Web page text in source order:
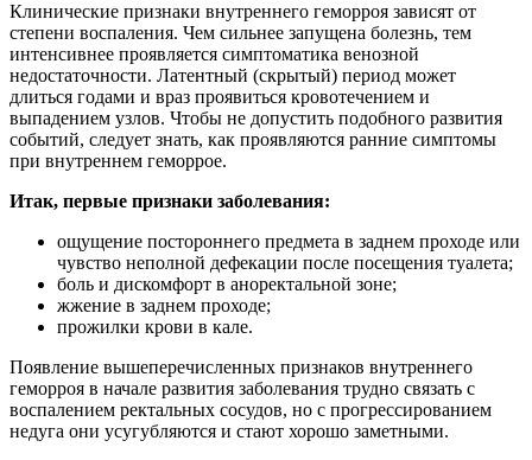
Клинические признаки внутреннего геморроя зависят от
степени воспаления. Чем сильнее запущена болезнь, тем
интенсивнее проявляется симптоматика венозной
недостаточности. Латентный (скрытый) период может
длиться годами и враз проявиться кровотечением и
выпадением узлов. Чтобы не допустить подобного развития
событий, следует знать, как проявляются ранние симптомы
при внутреннем геморрое.
Итак, первые признаки заболевания:
ощущение постороннего предмета в заднем проходе или
чувство неполной дефекации после посещения туалета;
боль и дискомфорт в аноректальной зоне;
жжение в заднем проходе;
прожилки крови в кале.
Появление вышеперечисленных признаков внутреннего
геморроя в начале развития заболевания трудно связать с
воспалением ректальных сосудов, но с прогрессированием
недуга они усугубляются и стают хорошо заметными.